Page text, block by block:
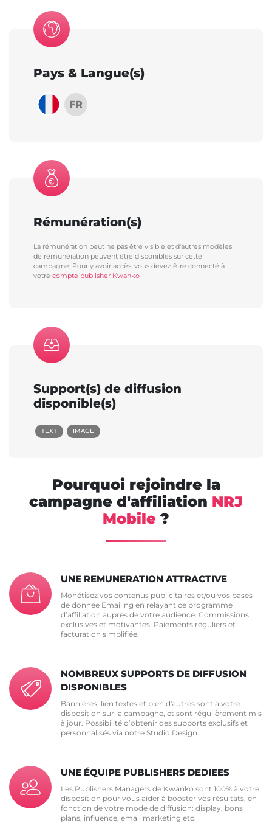
Pays & Langue(s)
FR
Rémunération(s)
La rémunération peut ne pas être visible et d'autres modèles
de rémunération peuvent être disponibles sur cette
campagne. Pour y avoir accès, vous devez être connecté à
votre compte publisher Kwanko
Support(s) de diffusion
disponible(s)
TEXT IMAGE
Pourquoi rejoindre la
campagne d'affiliation NRJ
Mobile ?
UNE REMUNERATION ATTRACTIVE
Monétisez vos contenus publicitaires et/ou vos bases
de donnée Emailing en relayant ce programme
d’affiliation auprès de votre audience. Commissions
exclusives et motivantes. Paiements réguliers et
facturation simplifiée.
NOMBREUX SUPPORTS DE DIFFUSION
DISPONIBLES
Bannières, lien textes et bien d'autres sont à votre
disposition sur la campagne, et sont régulièrement mis
à jour. Possibilité d’obtenir des supports exclusifs et
personnalisés via notre Studio Design.
UNE ÉQUIPE PUBLISHERS DEDIEES
Les Publishers Managers de Kwanko sont 100% à votre
disposition pour vous aider à booster vos résultats, en
fonction de votre mode de diffusion: display, bons
plans, influence, email marketing etc.